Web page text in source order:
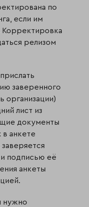
по
если им
Корректировка
релизом
заверенного
организации)
лист из
документы
в анкете
и подписью её
анкеты
нужно